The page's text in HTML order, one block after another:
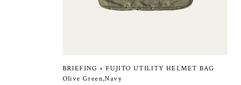
BRIEFING × FUJITO UTILITY HELMET BAG
Olive Green,Navy